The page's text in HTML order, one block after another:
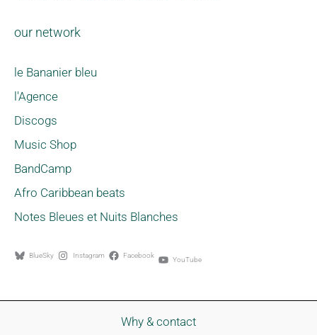
our network
le Bananier bleu
l'Agence
Discogs
Music Shop
BandCamp
Afro Caribbean beats
Notes Bleues et Nuits Blanches
BlueSky Instagram Facebook YouTube
Why & contact